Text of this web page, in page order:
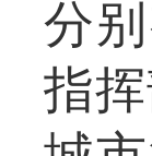
分
指